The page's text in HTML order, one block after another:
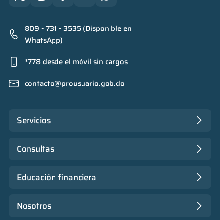
809 - 731 - 3535 (Disponible en
WhatsApp)
*778 desde el móvil sin cargos
contacto@prousuario.gob.do
Servicios
Consultas
Educación financiera
Nosotros